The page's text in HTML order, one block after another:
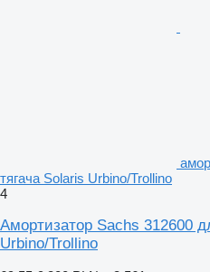
тягача Solaris Urbino/Trollino
4
Амортизатор Sachs 312600
Urbino/Trollino